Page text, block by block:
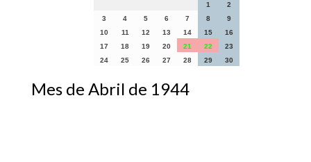
1
2
3
4 5 6 7 8
9
10
11 12 13 14 15
16
17
18 19 20 21 22
23
24
25 26 27 28 29 30
Mes de Abril de 1944